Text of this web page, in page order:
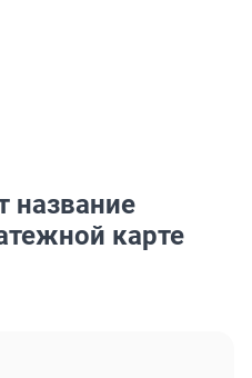
название
карте